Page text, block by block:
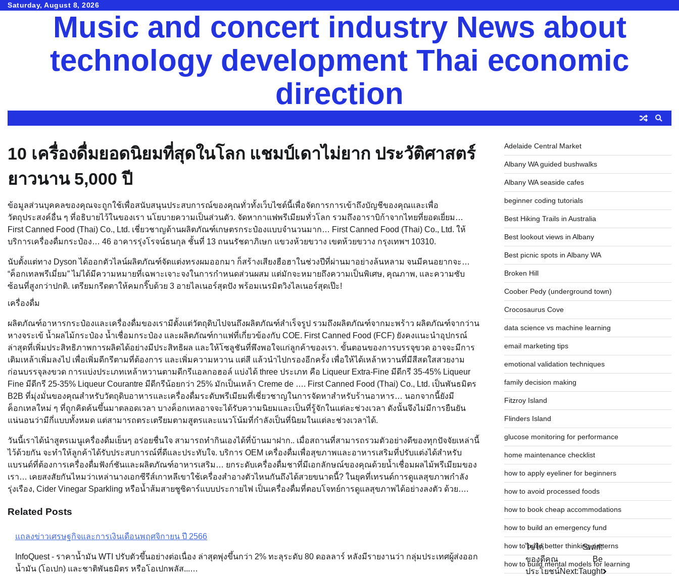
SkipSaturday, August 8, 2026
Music and concert industry News about
technology development Thai economic
direction
10 เครื่องดื่มยอดนิยมที่สุดในโลก แชมป์เดาไม่ยาก ประวัติศาสตร์
ยาวนาน 5,000 ปี
ข้อมูลส่วนบุคคลของคุณจะถูกใช้เพื่อสนับสนุนประสบการณ์ของคุณทั่วทั้งเว็บไซต์นี้เพื่อจัดการการเข้าถึงบัญชีของคุณและเพื่อ
วัตถุประสงค์อื่น ๆ ที่อธิบายไว้ในของเรา นโยบายความเป็นส่วนตัว. จัดหากาแฟพรีเมียมทั่วโลก รวมถึงอาราบิก้าจากไทยที่ยอดเยี่ยม…
First Canned Food (Thai) Co., Ltd. เชี่ยวชาญด้านผลิตภัณฑ์เกษตรกระป๋องแบบจำนวนมาก… First Canned Food (Thai) Co., Ltd. ให้
บริการเครื่องดื่มกระป๋อง… 46 อาคารรุ่งโรจน์ธนกุล ชั้นที่ 13 ถนนรัชดาภิเษก แขวงห้วยขวาง เขตห้วยขวาง กรุงเทพฯ 10310.
นับตั้งแต่ทาง Dyson ได้ออกตัวไลน์ผลิตภัณฑ์จัดแต่งทรงผมออกมา ก็สร้างเสียงฮือฮาในช่วงปีที่ผ่านมาอย่างล้นหลาม จนมีคนอยากจะ…
“ค็อกเทลพรีเมี่ยม” ไม่ได้มีความหมายที่เฉพาะเจาะจงในการกำหนดส่วนผสม แต่มักจะหมายถึงความเป็นพิเศษ, คุณภาพ, และความซับ
ซ้อนที่สูงกว่าปกติ. เตรียมกรีดตาให้คมกริ๊บด้วย 3 อายไลเนอร์สุดปัง พร้อมเนรมิตวิงไลเนอร์สุดเป๊ะ!
เครื่องดื่ม
ผลิตภัณฑ์อาหารกระป๋องและเครื่องดื่มของเรามีตั้งแต่วัตถุดิบไปจนถึงผลิตภัณฑ์สำเร็จรูป รวมถึงผลิตภัณฑ์จากมะพร้าว ผลิตภัณฑ์จากว่าน
หางจระเข้ น้ำผลไม้กระป๋อง น้ำเชื่อมกระป๋อง และผลิตภัณฑ์กาแฟที่เกี่ยวข้องกับ COE. First Canned Food (FCF) ยังคงแนะนำอุปกรณ์
ล่าสุดที่เพิ่มประสิทธิภาพการผลิตได้อย่างมีประสิทธิผล และให้โซลูชันที่พึงพอใจแก่ลูกค้าของเรา. ขั้นตอนของการบรรจุขวด อาจจะมีการ
เติมเหล้าเพิ่มลงไป เพื่อเพิ่มดีกรีตามที่ต้องการ และเพิ่มความหวาน แต่สี แล้วนำไปกรองอีกครั้ง เพื่อให้ได้เหล้าหวานที่มีสีสดใสสวยงาม
ก่อนบรรจุลงขวด การแบ่งประเภทเหล้าหวานตามดีกรีแอลกอฮอล์ แบ่งได้ three ประเภท คือ Liqueur Extra-Fine มีดีกรี 35-45% Liqueur
Fine มีดีกรี 25-35% Liqueur Courantre มีดีกรีน้อยกว่า 25% มักเป็นเหล้า Creme de …. First Canned Food (Thai) Co., Ltd. เป็นพันธมิตร
B2B ที่มุ่งมั่นของคุณสำหรับวัตถุดิบอาหารและเครื่องดื่มระดับพรีเมียมที่เชี่ยวชาญในการจัดหาสำหรับร้านอาหาร… นอกจากนี้ยังมี
ค็อกเทลใหม่ ๆ ที่ถูกคิดค้นขึ้นมาตลอดเวลา บางค็อกเทลอาจจะได้รับความนิยมและเป็นที่รู้จักในแต่ละช่วงเวลา ดังนั้นจึงไม่มีการยืนยัน
แน่นอนว่ามีกี่แบบทั้งหมด แต่สามารถตระเตรียมตามสูตรและแนวโน้มที่กำลังเป็นที่นิยมในแต่ละช่วงเวลาได้.
วันนี้เราได้นำสูตรเมนูเครื่องดื่มเย็นๆ อร่อยชื่นใจ สามารถทำกินเองได้ที่บ้านมาฝาก.. เมื่อสถานที่สามารถรวมตัวอย่างดีของทุกปัจจัยเหล่านี้
ไว้ด้วยกัน จะทำให้ลูกค้าได้รับประสบการณ์ที่ดีและประทับใจ. บริการ OEM เครื่องดื่มเพื่อสุขภาพและอาหารเสริมที่ปรับแต่งได้สำหรับ
แบรนด์ที่ต้องการเครื่องดื่มฟังก์ชันและผลิตภัณฑ์อาหารเสริม… ยกระดับเครื่องดื่มชาที่มีเอกลักษณ์ของคุณด้วยน้ำเชื่อมผลไม้พรีเมียมของ
เรา… เคยสงสัยกันไหมว่าเหล่านางเอกซีรีส์เกาหลีเขาใช้เครื่องสำอางตัวไหนกันถึงได้สวยขนาดนี้? ในยุคที่เทรนด์การดูแลสุขภาพกำลัง
รุ่งเรือง, Cider Vinegar Sparkling หรือน้ำส้มสายชูซิดาร์แบบประกายไฟ เป็นเครื่องดื่มที่ตอบโจทย์การดูแลสุขภาพได้อย่างลงตัว ด้วย….
Related Posts
แถลงข่าวเศรษฐกิจและการเงินเดือนพฤศจิกายน ปี 2566
InfoQuest - ราคาน้ำมัน WTI ปรับตัวขึ้นอย่างต่อเนื่อง ล่าสุดพุ่งขึ้นกว่า 2% ทะลุระดับ 80 ดอลลาร์ หลังมีรายงานว่า กลุ่มประเทศผู้ส่งออก
น้ำมัน (โอเปก) และชาติพันธมิตร หรือโอเปกพลัส...…
navigation
ไข่ไก่
ของดีคุณ
ประโยชน์Next:
Swirl:
Be
Taught
Adelaide Central Market
Albany WA guided bushwalks
Albany WA seaside cafes
beginner coding tutorials
Best Hiking Trails in Australia
Best lookout views in Albany
Best picnic spots in Albany WA
Broken Hill
Coober Pedy (underground town)
Crocosaurus Cove
data science vs machine learning
email marketing tips
emotional validation techniques
family decision making
Fitzroy Island
Flinders Island
glucose monitoring for performance
home maintenance checklist
how to apply eyeliner for beginners
how to avoid processed foods
how to book cheap accommodations
how to build an emergency fund
how to build better thinking patterns
how to build mental models for learning